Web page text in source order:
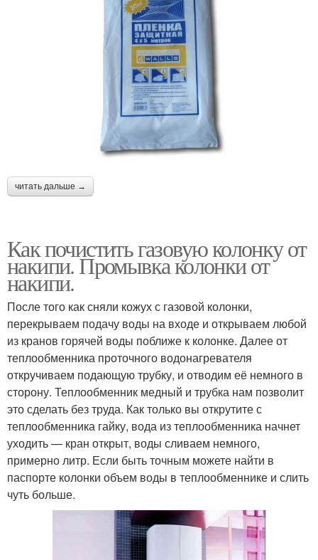
читать дальше →
Как почистить газовую колонку от
накипи. Промывка колонки от
накипи.
После того как сняли кожух с газовой колонки,
перекрываем подачу воды на входе и открываем любой
из кранов горячей воды поближе к колонке. Далее от
теплообменника проточного водонагревателя
откручиваем подающую трубку, и отводим её немного в
сторону. Теплообменник медный и трубка нам позволит
это сделать без труда. Как только вы открутите с
теплообменника гайку, вода из теплообменника начнет
уходить — кран открыт, воды сливаем немного,
примерно литр. Если быть точным можете найти в
паспорте колонки объем воды в теплообменнике и слить
чуть больше.